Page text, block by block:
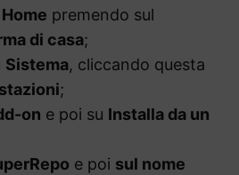
Home premendo sul
di casa;
Sistema, cliccando questa
;
on e poi su Installa da un
e poi sul nome